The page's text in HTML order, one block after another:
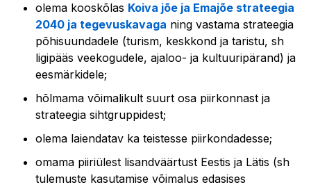
olema kooskõlas Koiva jõe ja Emajõe strateegia
2040 ja tegevuskavaga ning vastama strateegia
põhisuundadele (turism, keskkond ja taristu, sh
ligipääs veekogudele, ajaloo- ja kultuuripärand) ja
eesmärkidele;
hõlmama võimalikult suurt osa piirkonnast ja
strateegia sihtgruppidest;
olema laiendatav ka teistesse piirkondadesse;
omama piiriülest lisandväärtust Eestis ja Lätis (sh
tulemuste kasutamise võimalus edasises